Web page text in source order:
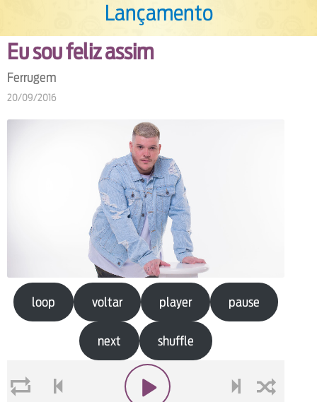
Lançamento
Eu sou feliz assim
Ferrugem
20/09/2016
loop voltar player pause
next shuffle